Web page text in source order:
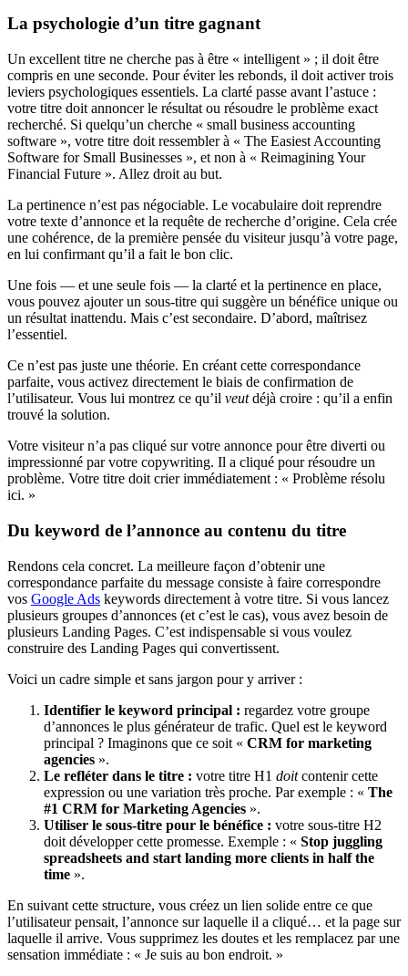
La psychologie d’un titre gagnant
Un excellent titre ne cherche pas à être « intelligent » ; il doit être
compris en une seconde. Pour éviter les rebonds, il doit activer trois
leviers psychologiques essentiels. La clarté passe avant l’astuce :
votre titre doit annoncer le résultat ou résoudre le problème exact
recherché. Si quelqu’un cherche « small business accounting
software », votre titre doit ressembler à « The Easiest Accounting
Software for Small Businesses », et non à « Reimagining Your
Financial Future ». Allez droit au but.
La pertinence n’est pas négociable. Le vocabulaire doit reprendre
votre texte d’annonce et la requête de recherche d’origine. Cela crée
une cohérence, de la première pensée du visiteur jusqu’à votre page,
en lui confirmant qu’il a fait le bon clic.
Une fois — et une seule fois — la clarté et la pertinence en place,
vous pouvez ajouter un sous-titre qui suggère un bénéfice unique ou
un résultat inattendu. Mais c’est secondaire. D’abord, maîtrisez
l’essentiel.
Ce n’est pas juste une théorie. En créant cette correspondance
parfaite, vous activez directement le biais de confirmation de
l’utilisateur. Vous lui montrez ce qu’il veutdéjà croire : qu’il a enfin
trouvé la solution.
Votre visiteur n’a pas cliqué sur votre annonce pour être diverti ou
impressionné par votre copywriting. Il a cliqué pour résoudre un
problème. Votre titre doit crier immédiatement : « Problème résolu
ici. »
Du keyword de l’annonce au contenu du titre
Rendons cela concret. La meilleure façon d’obtenir une
correspondance parfaite du message consiste à faire correspondre
vos Google Ads keywords directement à votre titre. Si vous lancez
plusieurs groupes d’annonces (et c’est le cas), vous avez besoin de
plusieurs Landing Pages. C’est indispensable si vous voulez
construire des Landing Pages qui convertissent.
Voici un cadre simple et sans jargon pour y arriver :
Identifier le keyword principal : regardez votre groupe
d’annonces le plus générateur de trafic. Quel est le keyword
principal ? Imaginons que ce soit « CRM for marketing
agencies ».
Le refléter dans le titre : votre titre H1 doitcontenir cette
expression ou une variation très proche. Par exemple : « The
#1 CRM for Marketing Agencies ».
Utiliser le sous-titre pour le bénéfice : votre sous-titre H2
doit développer cette promesse. Exemple : « Stop juggling
spreadsheets and start landing more clients in half the
time ».
En suivant cette structure, vous créez un lien solide entre ce que
l’utilisateur pensait, l’annonce sur laquelle il a cliqué… et la page sur
laquelle il arrive. Vous supprimez les doutes et les remplacez par une
sensation immédiate : « Je suis au bon endroit. »